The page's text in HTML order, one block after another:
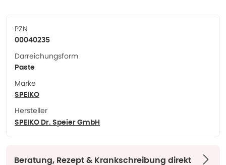
PZN
00040235
Darreichungsform
Paste
Marke
SPEIKO
Hersteller
SPEIKO Dr. Speier GmbH
Beratung, Rezept & Krankschreibung direkt